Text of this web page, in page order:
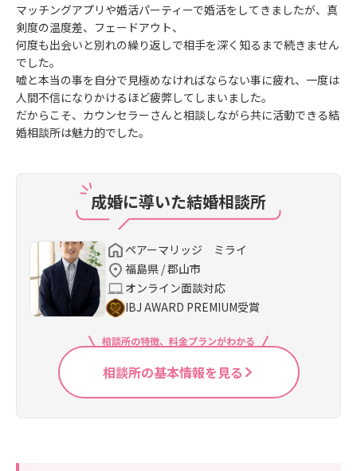
マッチングアプリや婚活パーティーで婚活をしてきましたが、真
剣度の温度差、フェードアウト、
何度も出会いと別れの繰り返しで相手を深く知るまで続きません
でした。
嘘と本当の事を自分で見極めなければならない事に疲れ、一度は
人間不信になりかけるほど疲弊してしまいました。
だからこそ、カウンセラーさんと相談しながら共に活動できる結
婚相談所は魅力的でした。
成婚に導いた結婚相談所
ペアーマリッジ ミライ
福島県 / 郡山市
オンライン面談対応
IBJ AWARD PREMIUM受賞
相談所の特徴、料金プランがわかる
相談所の基本情報を見る